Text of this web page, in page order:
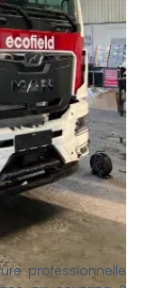
professionnelle